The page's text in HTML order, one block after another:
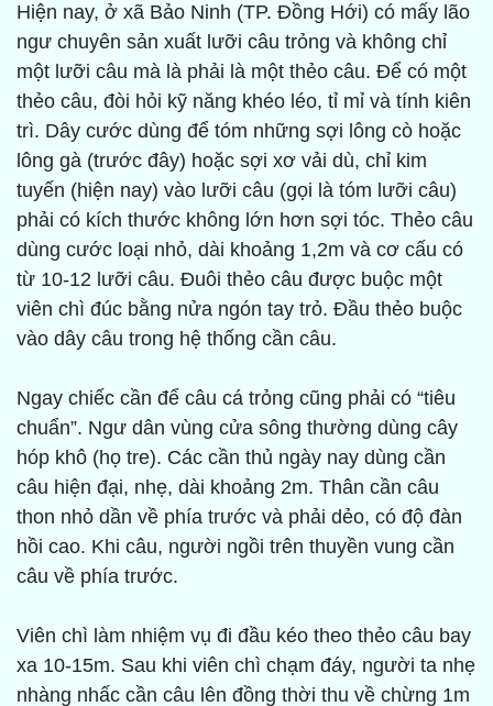
Hiện nay, ở xã Bảo Ninh (TP. Đồng Hới) có mấy lão
ngư chuyên sản xuất lưỡi câu trỏng và không chỉ
một lưỡi câu mà là phải là một thẻo câu. Để có một
thẻo câu, đòi hỏi kỹ năng khéo léo, tỉ mỉ và tính kiên
trì. Dây cước dùng để tóm những sợi lông cò hoặc
lông gà (trước đây) hoặc sợi xơ vải dù, chỉ kim
tuyến (hiện nay) vào lưỡi câu (gọi là tóm lưỡi câu)
phải có kích thước không lớn hơn sợi tóc. Thẻo câu
dùng cước loại nhỏ, dài khoảng 1,2m và cơ cấu có
từ 10-12 lưỡi câu. Đuôi thẻo câu được buộc một
viên chì đúc bằng nửa ngón tay trỏ. Đầu thẻo buộc
vào dây câu trong hệ thống cần câu.
Ngay chiếc cần để câu cá trỏng cũng phải có “tiêu
chuẩn”. Ngư dân vùng cửa sông thường dùng cây
hóp khô (họ tre). Các cần thủ ngày nay dùng cần
câu hiện đại, nhẹ, dài khoảng 2m. Thân cần câu
thon nhỏ dần về phía trước và phải dẻo, có độ đàn
hồi cao. Khi câu, người ngồi trên thuyền vung cần
câu về phía trước.
Viên chì làm nhiệm vụ đi đầu kéo theo thẻo câu bay
xa 10-15m. Sau khi viên chì chạm đáy, người ta nhẹ
nhàng nhấc cần câu lên đồng thời thu về chừng 1m